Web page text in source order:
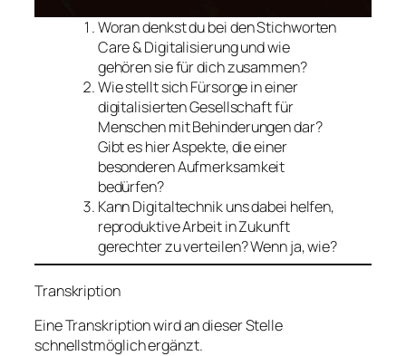
Woran denkst du bei den Stichworten
Care & Digitalisierung und wie
gehören sie für dich zusammen?
Wie stellt sich Fürsorge in einer
digitalisierten Gesellschaft für
Menschen mit Behinderungen dar?
Gibt es hier Aspekte, die einer
besonderen Aufmerksamkeit
bedürfen?
Kann Digitaltechnik uns dabei helfen,
reproduktive Arbeit in Zukunft
gerechter zu verteilen? Wenn ja, wie?
Transkription
Eine Transkription wird an dieser Stelle
schnellstmöglich ergänzt.